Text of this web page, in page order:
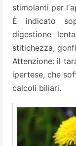
stimolanti per
È indicato
digestione
stitichezza,
Attenzione: il
ipertese, che
calcoli biliari.